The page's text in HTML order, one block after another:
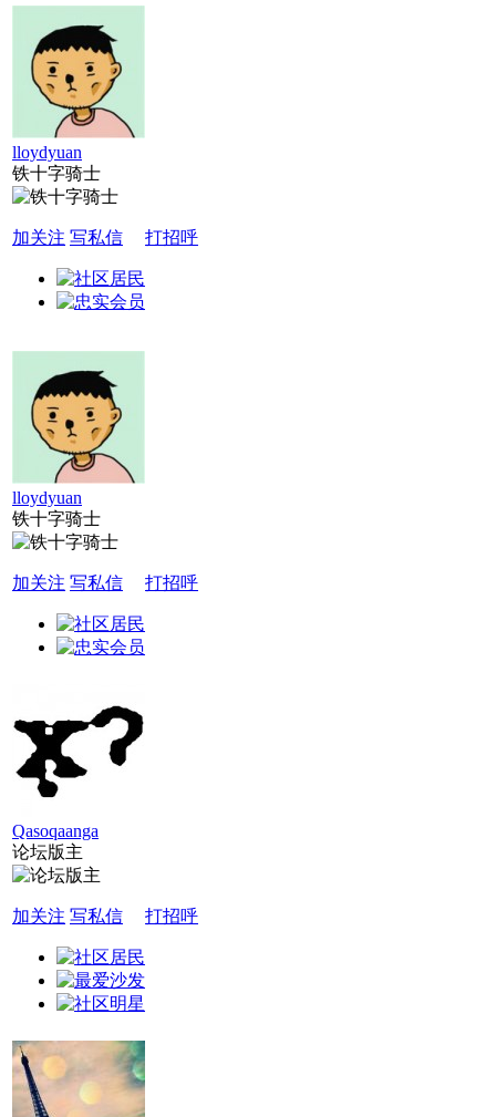
lloydyuan
铁十字骑士
加关注 写私信 打招呼
lloydyuan
铁十字骑士
加关注 写私信 打招呼
Qasoqaanga
论坛版主
加关注 写私信 打招呼